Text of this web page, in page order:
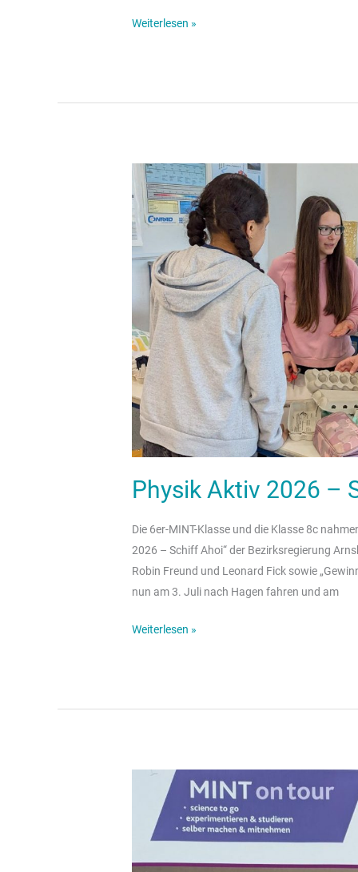
Weiterlesen »
Physik Aktiv 2026 –
Die 6er-MINT-Klasse und die Klasse 8c
2026 – Schiff Ahoi“ der Bezirksregierung
Robin Freund und Leonard Fick sowie
nun am 3. Juli nach Hagen fahren und am
Physik
Aktiv
2026
–
Schiff
Ahoi-
Wettbewerb
Weiterlesen »
Mint